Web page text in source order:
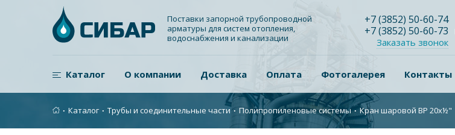
Поставки запорной трубопроводной
арматуры для систем отопления,
водоснабжения и канализации
+7(3852) 50-60-74
+7(3852) 50-60-73
Заказать звонок
Каталог О компании Доставка Оплата Фотогалерея Контакты
∙ Каталог ∙ Трубы и соединительные части ∙ Полипропиленовые системы ∙Кран шаровой ВР 20x½"